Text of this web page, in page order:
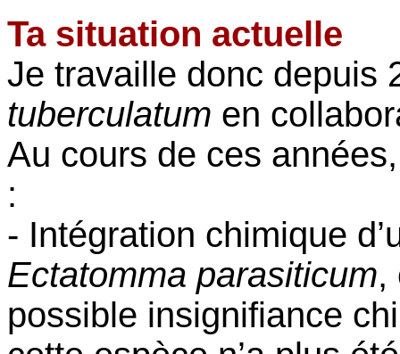
Ta situation actuelle
Je travaille donc depuis
tuberculatum en
Au cours de ces
:
- Intégration chimique
Ectatomma parasiticum,
possible insignifiance